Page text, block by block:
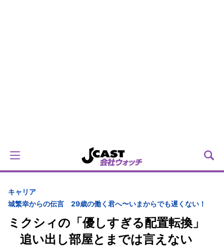
キャリア
城繁幸からの伝言 29歳の働く君へ〜いまからでも遅くない！
ミクシィの「優しすぎる配置転換」
追い出し部屋とまでは言えない